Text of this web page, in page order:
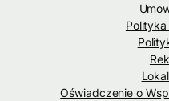
Oświadczenie o